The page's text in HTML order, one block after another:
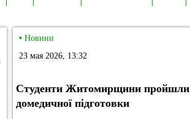
• Новини
23 мая 2026, 13:32
Студенти Житомирщини пройшли
домедичної підготовки